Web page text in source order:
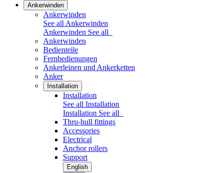
Ankerwinden
Ankerwinden
See all Ankerwinden
Ankerwinden See all
Ankerwinden
Bedienteile
Fernbedienungen
Ankerleinen und Ankerketten
Anker
Installation
Installation
See all Installation
Installation See all
Thru-hull fittings
Accessories
Electrical
Anchor rollers
Support
English